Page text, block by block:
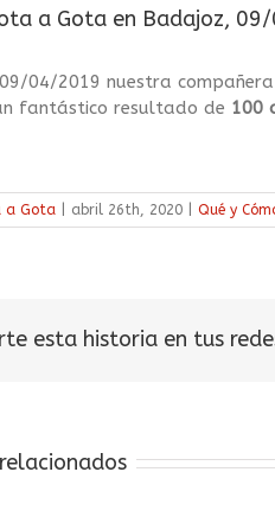
a Gota en Badajoz,
04/2019 nuestra
fantástico resultado de 100
a Gota abril 26th, 2020 Qué y
esta historia en tus